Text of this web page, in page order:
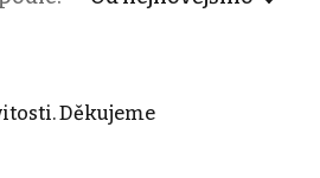
Děkujeme